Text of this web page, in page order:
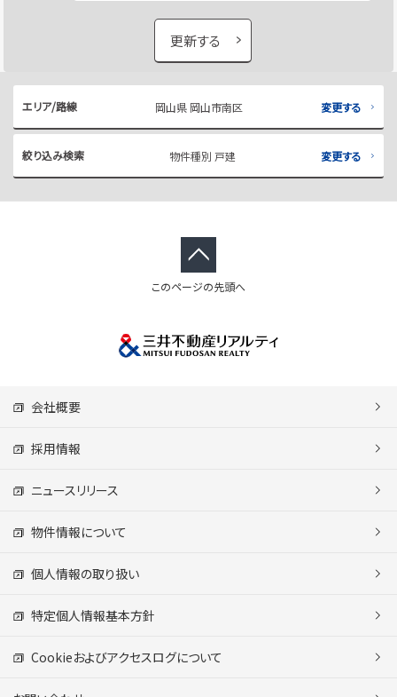
更新する
エリア/路線 岡山県 岡山市南区 変更する
絞り込み検索 物件種別 戸建 変更する
このページの先頭へ
会社概要
採用情報
ニュースリリース
物件情報について
個人情報の取り扱い
特定個人情報基本方針
Cookieおよびアクセスログについて